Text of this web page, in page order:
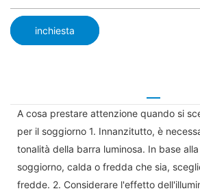
inchiesta
A cosa prestare attenzione quando si
per il soggiorno 1. Innanzitutto, è
tonalità della barra luminosa. In base
soggiorno, calda o fredda che sia,
fredde. 2. Considerare l'effetto